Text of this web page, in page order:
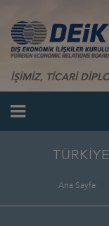
İŞİMİZ, TİCARİ
Ana Sayfa